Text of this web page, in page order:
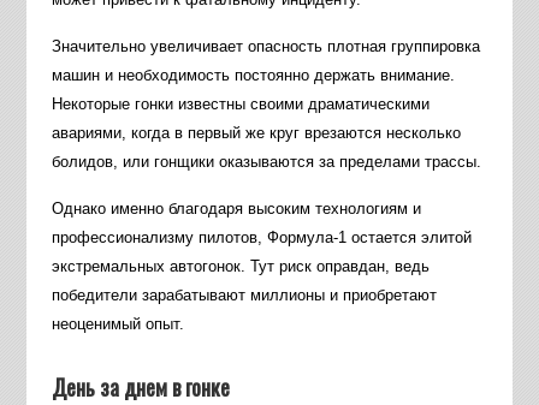
Значительно увеличивает опасность плотная группировка
машин и необходимость постоянно держать внимание.
Некоторые гонки известны своими драматическими
авариями, когда в первый же круг врезаются несколько
болидов, или гонщики оказываются за пределами трассы.
Однако именно благодаря высоким технологиям и
профессионализму пилотов, Формула-1 остается элитой
экстремальных автогонок. Тут риск оправдан, ведь
победители зарабатывают миллионы и приобретают
неоценимый опыт.
День за днем в гонке